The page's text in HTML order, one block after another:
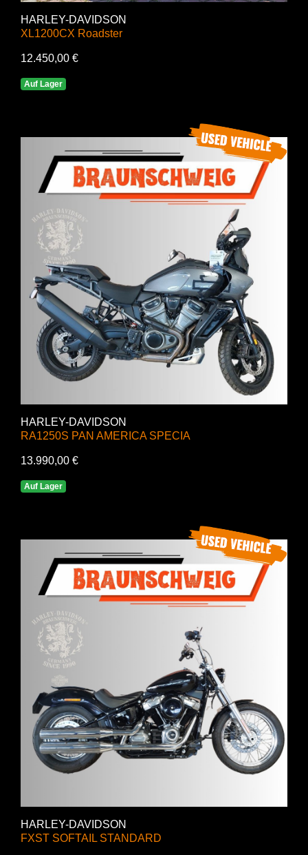
HARLEY-DAVIDSON
XL1200CX Roadster
12.450,00 €
Auf Lager
HARLEY-DAVIDSON
RA1250S PAN AMERICA SPECIA
13.990,00 €
Auf Lager
HARLEY-DAVIDSON
FXST SOFTAIL STANDARD